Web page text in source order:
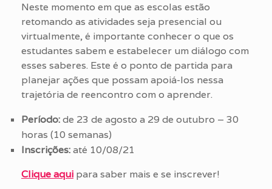
Neste momento em que as escolas estão
retomando as atividades seja presencial ou
virtualmente, é importante conhecer o que os
estudantes sabem e estabelecer um diálogo com
esses saberes. Este é o ponto de partida para
planejar ações que possam apoiá-los nessa
trajetória de reencontro com o aprender.
Período:de 23 de agosto a 29 de outubro – 30
horas (10 semanas)
Inscrições:até 10/08/21
Clique aqui para saber mais e se inscrever!